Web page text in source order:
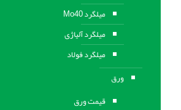
میلگرد Mo40
میلگرد آلیاژی
میلگرد فولاد
ورق
قیمت ورق